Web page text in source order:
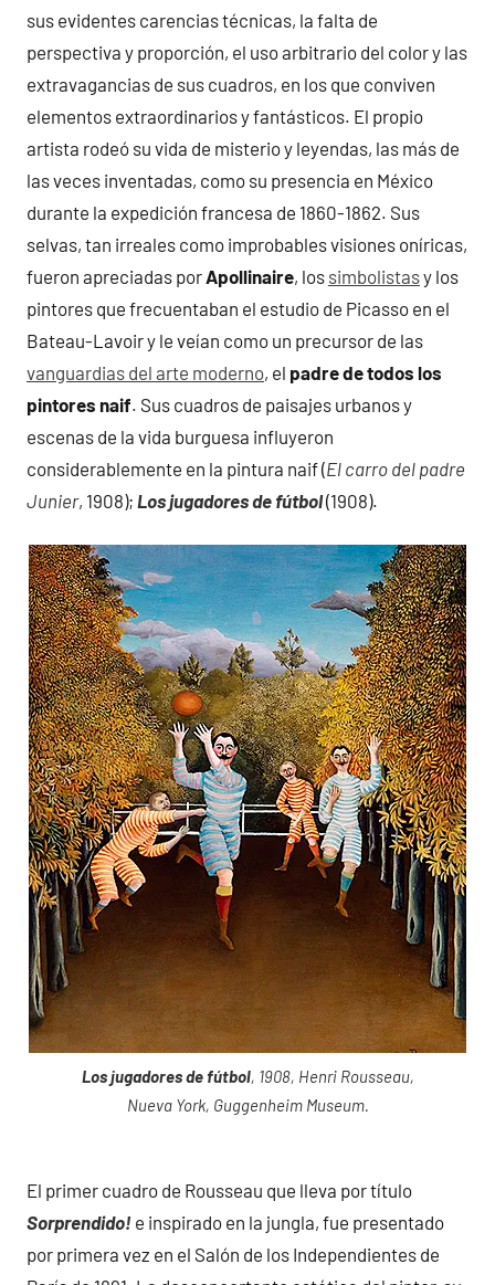
sus evidentes carencias técnicas, la falta de
perspectiva y proporción, el uso arbitrario del color y las
extravagancias de sus cuadros, en los que conviven
elementos extraordinarios y fantásticos. El propio
artista rodeó su vida de misterio y leyendas, las más de
las veces inventadas, como su presencia en México
durante la expedición francesa de 1860-1862. Sus
selvas, tan irreales como improbables visiones oníricas,
fueron apreciadas por Apollinaire, los simbolistasy los
pintores que frecuentaban el estudio de Picasso en el
Bateau-Lavoir y le veían como un precursor de las
vanguardias del arte moderno, el padre de todos los
pintores naif. Sus cuadros de paisajes urbanos y
escenas de la vida burguesa influyeron
considerablemente en la pintura naif (El carro del padre
Junier, 1908); Los jugadores de fútbol(1908).
Los jugadores de fútbol, 1908, Henri Rousseau,
Nueva York, Guggenheim Museum.
El primer cuadro de Rousseau que lleva por título
Sorprendido! e inspirado en la jungla, fue presentado
por primera vez en el Salón de los Independientes de